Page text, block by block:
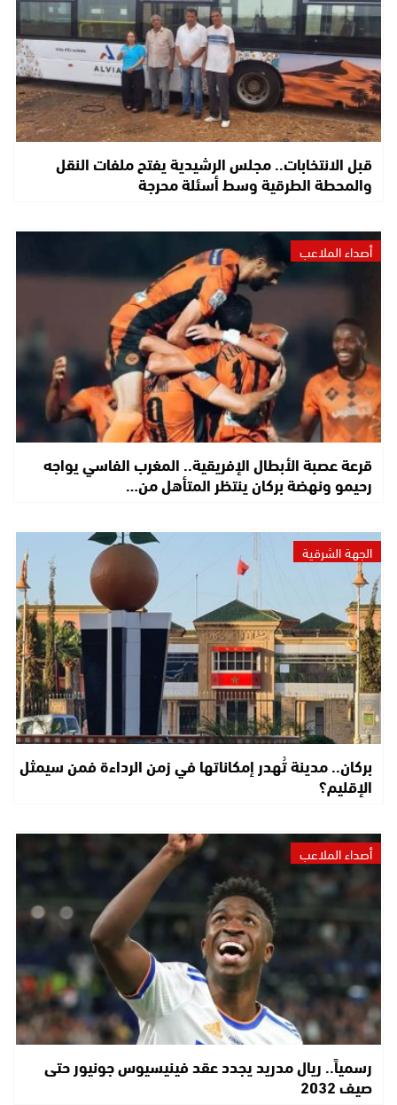
قبل الانتخابات.. مجلس الرشيدية يفتح ملفات النقل
والمحطة الطرقية وسط أسئلة محرجة
أصداء الملاعب
قرعة عصبة الأبطال الإفريقية.. المغرب الفاسي يواجه
رحيمو ونهضة بركان ينتظر المتأهل من…
الجهة الشرقية
بركان.. مدينة تُهدر إمكاناتها في زمن الرداءة فمن سيمثل
الإقليم؟
أصداء الملاعب
رسمياً.. ريال مدريد يجدد عقد فينيسيوس جونيور حتى
صيف 2032